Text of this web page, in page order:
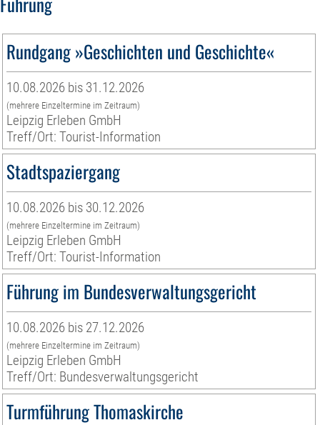
Rundgang »Geschichten und Geschichte«
10.08.2026 bis 31.12.2026
(mehrere Einzeltermine im Zeitraum)
Leipzig Erleben GmbH
Treff/Ort: Tourist-Information
Stadtspaziergang
10.08.2026 bis 30.12.2026
(mehrere Einzeltermine im Zeitraum)
Leipzig Erleben GmbH
Treff/Ort: Tourist-Information
Führung im Bundesverwaltungsgericht
10.08.2026 bis 27.12.2026
(mehrere Einzeltermine im Zeitraum)
Leipzig Erleben GmbH
Treff/Ort: Bundesverwaltungsgericht
Turmführung Thomaskirche